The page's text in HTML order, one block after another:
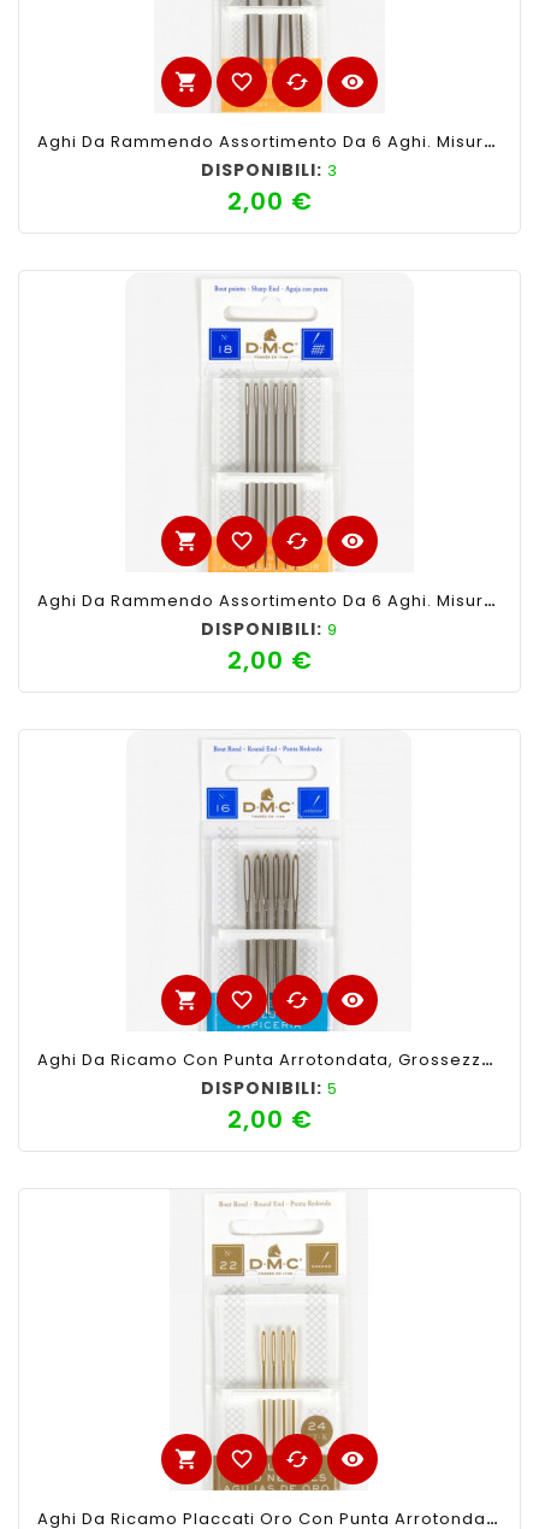
shopping_cart favorite_border cached visibility
Aghi Da Rammendo Assortimento Da 6 Aghi. Misure 14- 18
DISPONIBILI: 3
2,00 €Prezzo
shopping_cart favorite_border cached visibility
Aghi Da Rammendo Assortimento Da 6 Aghi. Misure 18
DISPONIBILI: 9
2,00 €Prezzo
shopping_cart favorite_border cached visibility
Aghi Da Ricamo Con Punta Arrotondata, Grossezza 18-22. Confezione Da 6 Aghi.
DISPONIBILI: 5
2,00 €Prezzo
shopping_cart favorite_border cached visibility
Aghi Da Ricamo Placcati Oro Con Punta Arrotondata, Grossezza 22. Confezione Da 4 Aghi.